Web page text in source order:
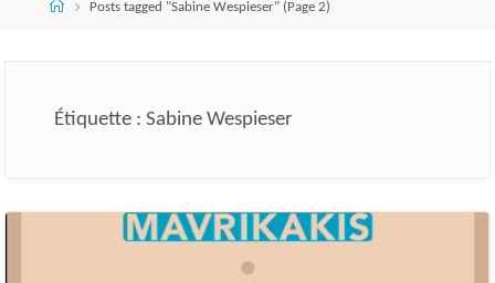
AccueilPosts tagged "Sabine Wespieser" (Page 2)
Étiquette : Sabine Wespieser